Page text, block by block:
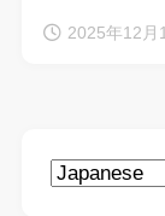
2025年12月